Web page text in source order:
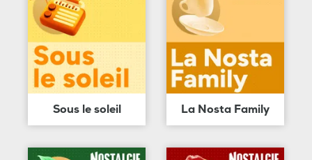
Sous le soleil La Nosta Family